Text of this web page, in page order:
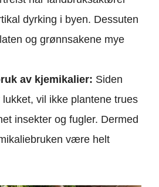
dyrking i byen. Dessuten
og grønnsakene mye
av kjemikalier: Siden
vil ikke plantene trues
insekter og fugler. Dermed
være helt